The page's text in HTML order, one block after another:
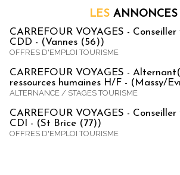
LES ANNONCES
CARREFOUR VOYAGES -
CDD - (Vannes (56))
OFFRES D'EMPLOI TOURISME
CARREFOUR VOYAGES -
ressources humaines H/F - (Massy/
ALTERNANCE / STAGES TOURISME
CARREFOUR VOYAGES -
CDI - (St Brice (77))
OFFRES D'EMPLOI TOURISME